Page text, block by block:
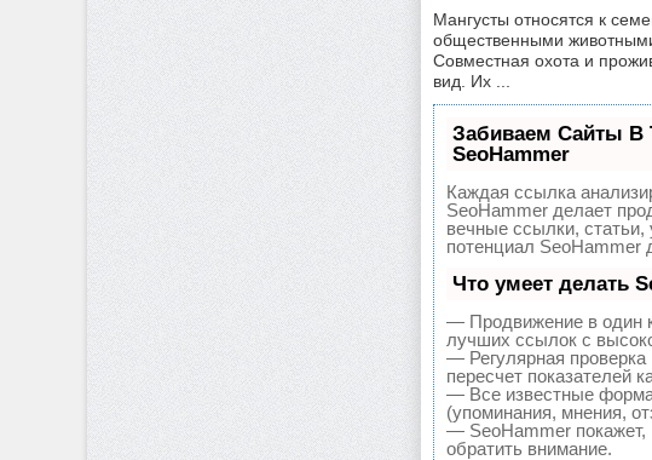
Мангусты относятся к
общественными
Совместная охота и
вид. Их ...
Забиваем Сайты В
SeoHammer
Каждая ссылка
SeoHammer делает
вечные ссылки,
потенциал SeoHammer
Что умеет делать
— Продвижение в один
лучших ссылок с
— Регулярная
пересчет показателей
— Все известные
(упоминания, мнения,
— SeoHammer покажет,
обратить внимание.